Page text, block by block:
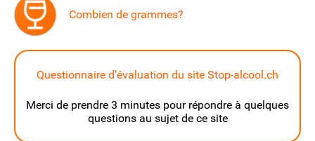
Combien de grammes?
Questionnaire d'évaluation du site Stop-alcool.ch
Merci de prendre 3 minutes pour répondre à quelques
questions au sujet de ce site